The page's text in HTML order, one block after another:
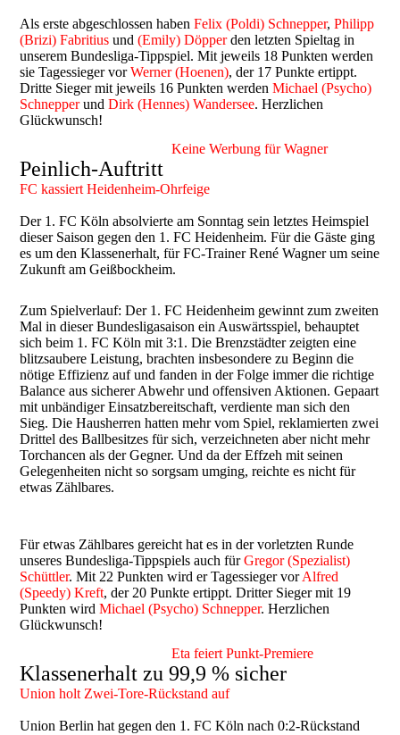
Als erste abgeschlossen habenFelix (Poldi) Schnepper,Philipp
(Brizi) Fabritius und(Emily) Döpperden letzten Spieltag in
unserem Bundesliga-Tippspiel. Mit jeweils 18 Punkten werden
sie Tagessieger vorWerner (Hoenen), der 17 Punkte ertippt.
Dritte Sieger mit jeweils 16 Punkten werdenMichael (Psycho)
SchnepperundDirk (Hennes) Wandersee. Herzlichen
Glückwunsch!
Keine Werbung für Wagner
Peinlich-Auftritt
FC kassiert Heidenheim-Ohrfeige
Der 1. FC Köln absolvierte am Sonntag sein letztes Heimspiel
dieser Saison gegen den 1. FC Heidenheim. Für die Gäste ging
es um den Klassenerhalt, für FC-Trainer René Wagner um seine
Zukunft am Geißbockheim.
Zum Spielverlauf: Der 1. FC Heidenheim gewinnt zum zweiten
Mal in dieser Bundesligasaison ein Auswärtsspiel, behauptet
sich beim 1. FC Köln mit 3:1. Die Brenzstädter zeigten eine
blitzsaubere Leistung, brachten insbesondere zu Beginn die
nötige Effizienz auf und fanden in der Folge immer die richtige
Balance aus sicherer Abwehr und offensiven Aktionen. Gepaart
mit unbändiger Einsatzbereitschaft, verdiente man sich den
Sieg. Die Hausherren hatten mehr vom Spiel, reklamierten zwei
Drittel des Ballbesitzes für sich, verzeichneten aber nicht mehr
Torchancen als der Gegner. Und da der Effzeh mit seinen
Gelegenheiten nicht so sorgsam umging, reichte es nicht für
etwas Zählbares.
Für etwas Zählbares gereicht hat es in der vorletzten Runde
unseres Bundesliga-Tippspiels auch fürGregor (Spezialist)
Schüttler. Mit 22 Punkten wird er Tagessieger vorAlfred
(Speedy) Kreft, der 20 Punkte ertippt. Dritter Sieger mit 19
Punkten wirdMichael (Psycho) Schnepper. Herzlichen
Glückwunsch!
Eta feiert Punkt-Premiere
Klassenerhalt zu 99,9 % sicher
Union holt Zwei-Tore-Rückstand auf
Union Berlin hat gegen den 1. FC Köln nach 0:2-Rückstand